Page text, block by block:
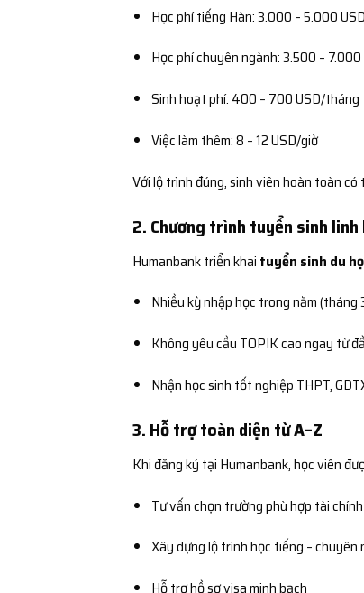
Học phí tiếng Hàn: 3.000 – 5.000
Học phí chuyên ngành: 3.500 –
Sinh hoạt phí: 400 – 700 USD/tháng
Việc làm thêm: 8 – 12 USD/giờ
Với lộ trình đúng, sinh viên hoàn toàn có
2. Chương trình tuyển sinh
Humanbank triển khai tuyển sinh du
Nhiều kỳ nhập học trong năm (tháng
Không yêu cầu TOPIK cao ngay từ
Nhận học sinh tốt nghiệp THPT,
3. Hỗ trợ toàn diện từ A–Z
Khi đăng ký tại Humanbank, học viên
Tư vấn chọn trường phù hợp tài chính
Xây dựng lộ trình học tiếng – chuyên
Hỗ trợ hồ sơ visa minh bạch